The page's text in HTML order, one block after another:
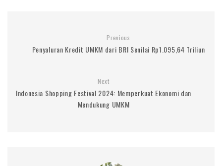
Previous
Penyaluran Kredit UMKM dari BRI Senilai Rp1.095,64 Triliun
Next
Indonesia Shopping Festival 2024: Memperkuat Ekonomi dan
Mendukung UMKM